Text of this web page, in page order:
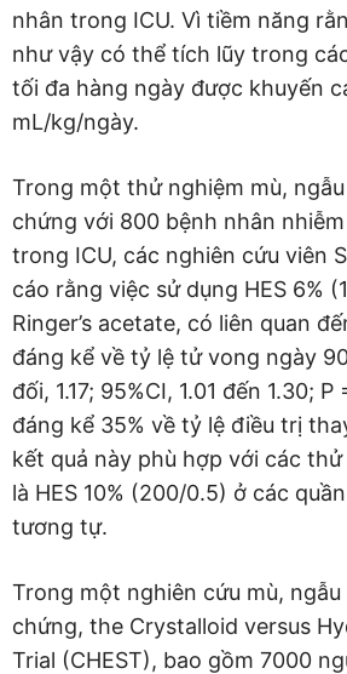
nhân trong ICU. Vì tiềm năng
như vậy có thể tích lũy trong
tối đa hàng ngày được khuyến
mL/kg/ngày.
Trong một thử nghiệm mù,
chứng với 800 bệnh nhân
trong ICU, các nghiên cứu viên
cáo rằng việc sử dụng HES 6%
Ringer’s acetate, có liên quan
đáng kể về tỷ lệ tử vong ngày
đối, 1.17; 95%CI, 1.01 đến 1.30;
đáng kể 35% về tỷ lệ điều trị
kết quả này phù hợp với các
là HES 10% (200/0.5) ở các
tương tự.
Trong một nghiên cứu mù,
chứng, the Crystalloid versus
Trial (CHEST), bao gồm 7000